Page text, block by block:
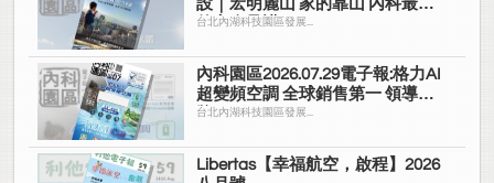
設｜宏明麗山 家的靠山 內科最高
的安全承諾
台北內湖科技園區發展...
內科園區2026.07.29電子報:格力AI
超變頻空調 全球銷售第一 領導品
牌
台北內湖科技園區發展...
Libertas【幸福航空，啟程】2026